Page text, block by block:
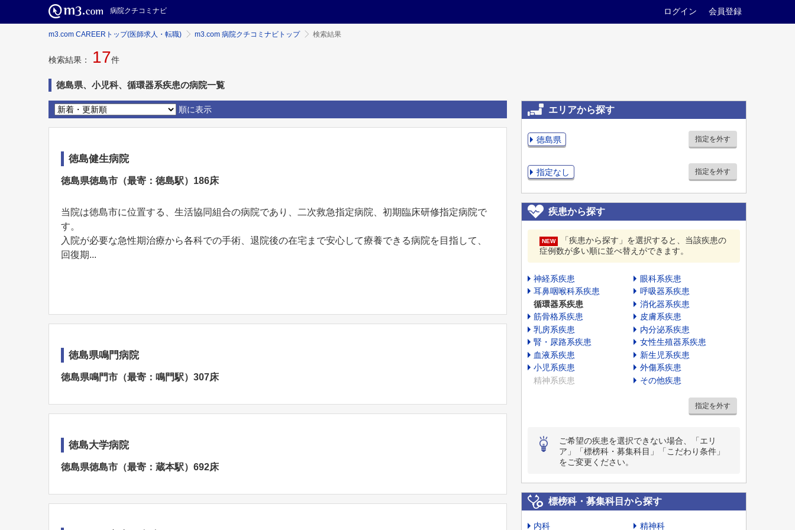
病院クチコミナビ ログイン 会員登録
m3.com CAREERトップ(医師求人・転職) m3.com 病院クチコミナビトップ 検索結果
検索結果： 17件
徳島県、小児科、循環器系疾患の病院一覧
順に表示
徳島健生病院
徳島県徳島市（最寄：徳島駅）186床
当院は徳島市に位置する、⽣活協同組合の病院であり、二次救急指定病院、初期臨床研修指定病院で
す。
入院が必要な急性期治療から各科での手術、退院後の在宅まで安心して療養できる病院を目指して、
回復期...
徳島県鳴門病院
徳島県鳴門市（最寄：鳴門駅）307床
徳島大学病院
徳島県徳島市（最寄：蔵本駅）692床
エリアから探す
徳島県 指定を外す
指定なし 指定を外す
疾患から探す
NEW
「疾患から探す」を選択すると、当該疾患の
症例数が多い順に並べ替えができます。
神経系疾患
眼科系疾患
耳鼻咽喉科系疾患
呼吸器系疾患
循環器系疾患
消化器系疾患
筋骨格系疾患
皮膚系疾患
乳房系疾患
内分泌系疾患
腎・尿路系疾患
女性生殖器系疾患
血液系疾患
新生児系疾患
小児系疾患
外傷系疾患
精神系疾患
その他疾患
指定を外す
ご希望の疾患を選択できない場合、「エリ
ア」「標榜科・募集科目」「こだわり条件」
をご変更ください。
標榜科・募集科目から探す
内科 精神科